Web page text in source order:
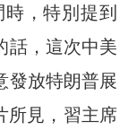
，特別提到
話，這次中美
發放特朗普展
所見，習主席